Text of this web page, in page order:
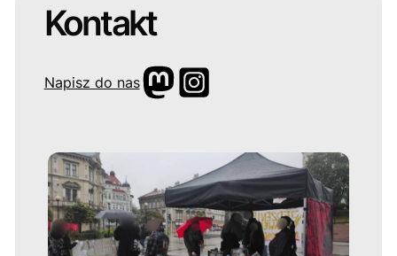
Kontakt
Napisz do nas